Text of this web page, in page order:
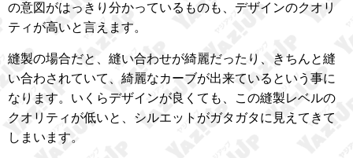
の意図がはっきり分かっているものも、デザインのクオリ
ティが高いと言えます。
縫製の場合だと、縫い合わせが綺麗だったり、きちんと縫
い合わされていて、綺麗なカーブが出来ているという事に
なります。いくらデザインが良くても、この縫製レベルの
クオリティが低いと、シルエットがガタガタに見えてきて
しまいます。